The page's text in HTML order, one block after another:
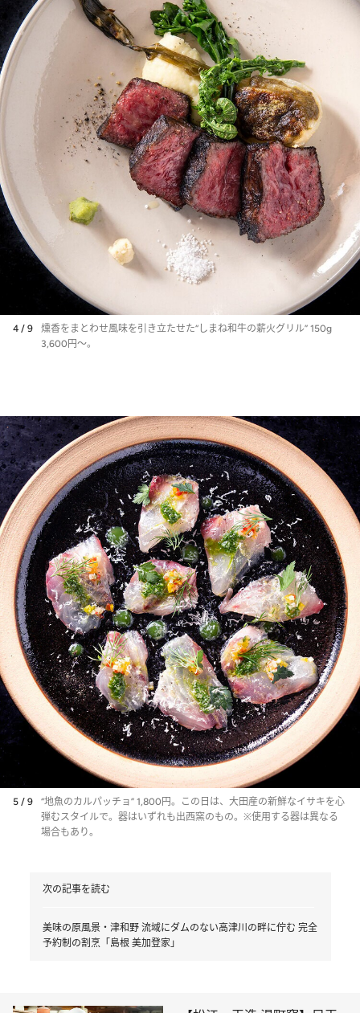
4 / 9
燻香をまとわせ風味を引き立たせた“しまね和牛の薪火グリル” 150g
3,600円～。
5 / 9
“地魚のカルパッチョ” 1,800円。この日は、大田産の新鮮なイサキを心
弾むスタイルで。器はいずれも出西窯のもの。※使用する器は異なる
場合もあり。
次の記事を読む
美味の原風景・津和野 流域にダムのない高津川の畔に佇む 完全
予約制の割烹「島根 美加登家」